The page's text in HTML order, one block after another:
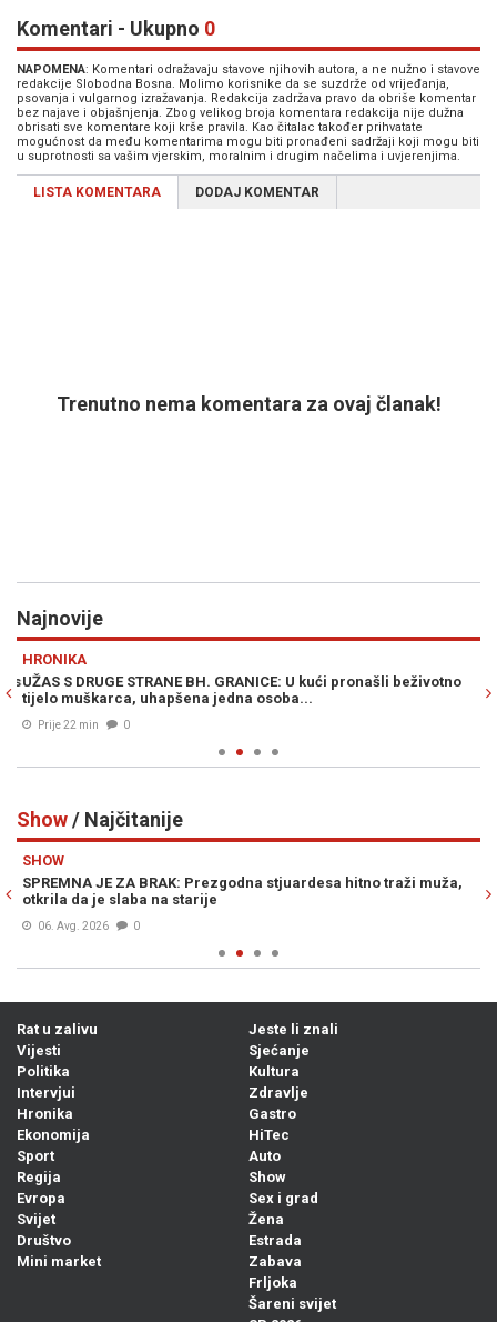
Komentari - Ukupno 0
NAPOMENA: Komentari odražavaju stavove njihovih autora, a ne nužno i stavove
redakcije Slobodna Bosna. Molimo korisnike da se suzdrže od vrijeđanja,
psovanja i vulgarnog izražavanja. Redakcija zadržava pravo da obriše komentar
bez najave i objašnjenja. Zbog velikog broja komentara redakcija nije dužna
obrisati sve komentare koji krše pravila. Kao čitalac također prihvatate
mogućnost da među komentarima mogu biti pronađeni sadržaji koji mogu biti
u suprotnosti sa vašim vjerskim, moralnim i drugim načelima i uvjerenjima.
LISTA KOMENTARA DODAJ KOMENTAR
Trenutno nema komentara za ovaj članak!
Najnovije
HRONIKA
UŽAS S DRUGE STRANE BH. GRANICE: U kući pronašli beživotno
tijelo muškarca, uhapšena jedna osoba...
Prije 22 min
Show/ Najčitanije
SHOW
SPREMNA JE ZA BRAK: Prezgodna stjuardesa hitno traži muža,
otkrila da je slaba na starije
06. Avg. 2026
Rat u zalivu
Vijesti
Politika
Intervjui
Hronika
Ekonomija
Sport
Regija
Evropa
Svijet
Društvo
Mini market
Jeste li znali
Sjećanje
Kultura
Zdravlje
Gastro
HiTec
Auto
Show
Sex i grad
Žena
Estrada
Zabava
Frljoka
Šareni svijet